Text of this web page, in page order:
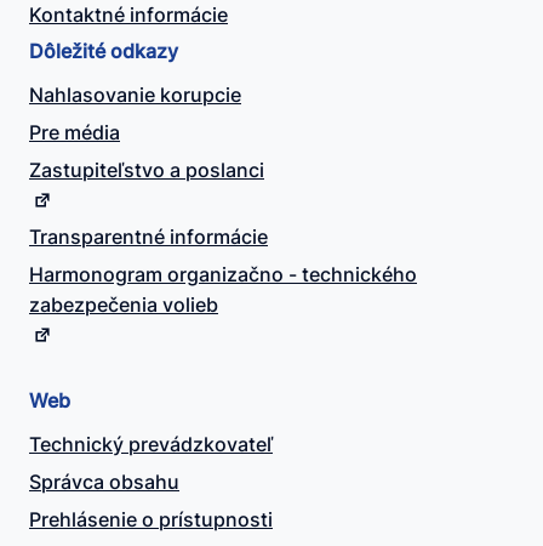
Kontaktné informácie
Dôležité odkazy
Nahlasovanie korupcie
Pre média
Zastupiteľstvo a poslanci
Transparentné informácie
Harmonogram organizačno - technického
zabezpečenia volieb
Web
Technický prevádzkovateľ
Správca obsahu
Prehlásenie o prístupnosti